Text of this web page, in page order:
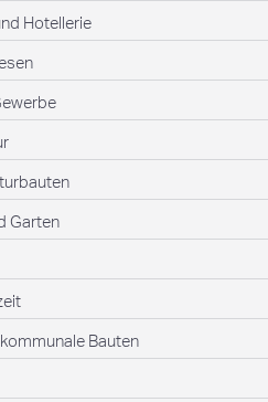
Hotellerie
Garten
Bauten